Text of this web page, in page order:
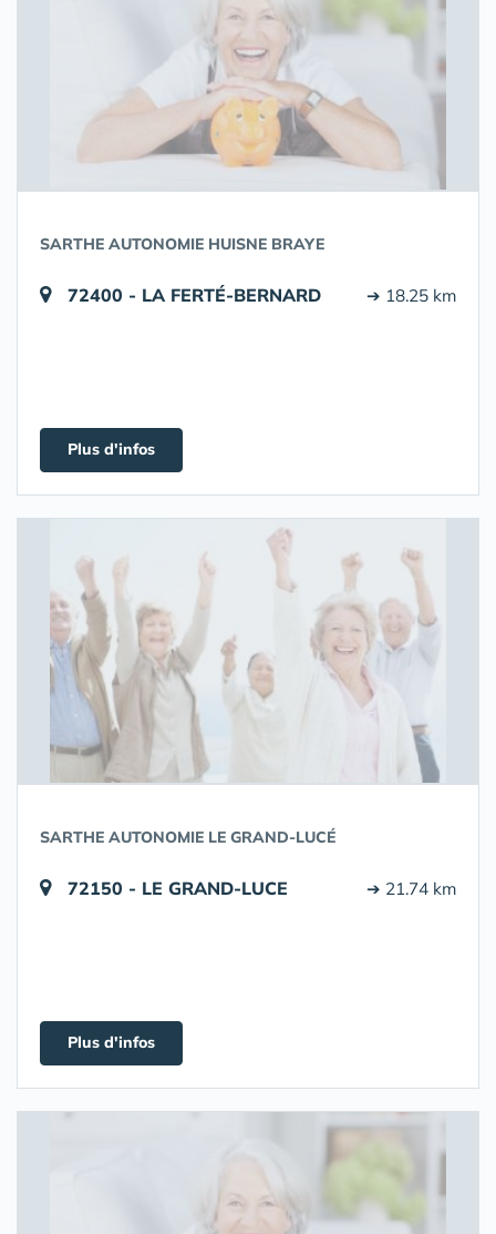
SARTHE AUTONOMIE HUISNE BRAYE
72400 - LA FERTÉ-BERNARD ➔ 18.25 km
Plus d'infos
SARTHE AUTONOMIE LE GRAND-LUCÉ
72150 - LE GRAND-LUCE ➔ 21.74 km
Plus d'infos